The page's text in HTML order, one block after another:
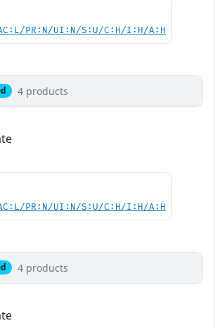
PR:N/UI:N/S:U/C:H/I:H/A:H
4 products
PR:N/UI:N/S:U/C:H/I:H/A:H
4 products